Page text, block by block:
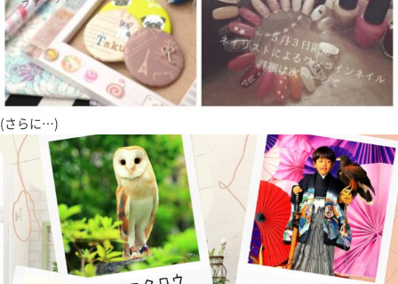
(さらに…)